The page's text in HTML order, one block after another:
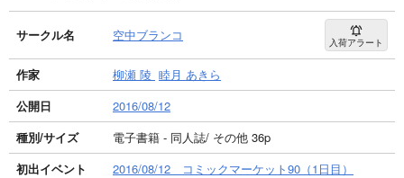
サークル名 空中ブランコ 入荷アラート
作家 柳瀬 陵 睦月 あきら
公開日
2016/08/12
種別/サイズ
電子書籍 - 同人誌/ その他 36p
初出イベント
2016/08/12 コミックマーケット90（1日目）